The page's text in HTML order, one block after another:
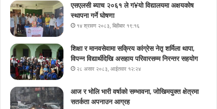
एसएलसी ब्याच २०६१ ले ग¥यो विद्यालयमा अक्षयकोष
स्थापना गर्ने घोषणा
१४ श्रावण २०८३, बिहीबार १९:१६
शिक्षा र मानवसेवामा सक्रिय कांग्रेस नेतृ शर्मिला थापा,
विपन्न विद्यार्थीदेखि असहाय परिवारसम्म निरन्तर सहयोग
२८ असार २०८३, आईतवार १२:२४
आज र भोलि भारी वर्षाको सम्भावना, जोखिमयुक्त क्षेत्रमा
सतर्कता अपनाउन आग्रह